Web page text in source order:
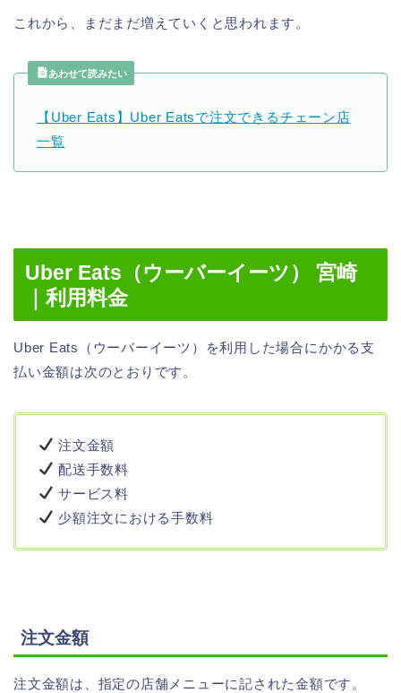
これから、まだまだ増えていくと思われます。
あわせて読みたい
【Uber Eats】Uber Eatsで注文できるチェーン店
一覧
Uber Eats（ウーバーイーツ） 宮崎
｜利用料金
Uber Eats（ウーバーイーツ）を利用した場合にかかる支
払い金額は次のとおりです。
注文金額
配送手数料
サービス料
少額注文における手数料
注文金額
注文金額は、指定の店舗メニューに記された金額です。